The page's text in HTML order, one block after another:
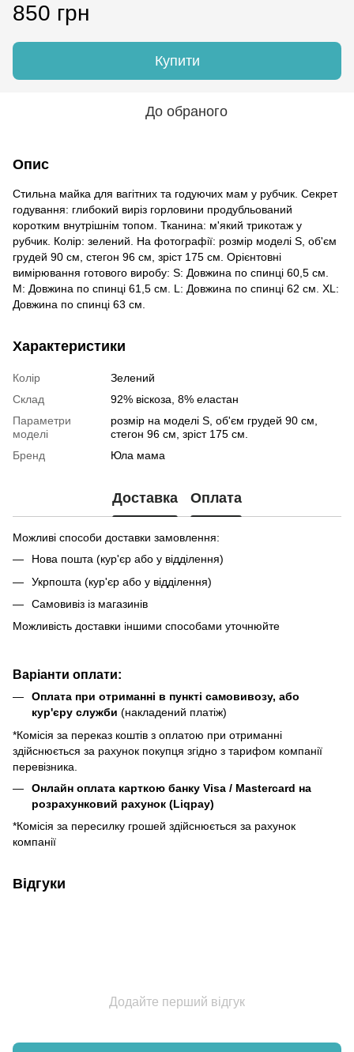
850 грн
Купити
До обраного
Опис
Стильна майка для вагітних та годуючих мам у рубчик. Секрет
годування: глибокий виріз горловини продубльований
коротким внутрішнім топом. Тканина: м'який трикотаж у
рубчик. Колір: зелений. На фотографії: розмір моделі S, об'єм
грудей 90 см, стегон 96 см, зріст 175 см. Орієнтовні
вимірювання готового виробу: S: Довжина по спинці 60,5 см.
M: Довжина по спинці 61,5 см. L: Довжина по спинці 62 см. ХL:
Довжина по спинці 63 см.
Характеристики
Колір
Зелений
Склад
92% віскоза, 8% еластан
Параметри
моделі
розмір на моделі S, об'єм грудей 90 см,
стегон 96 см, зріст 175 см.
Бренд
Юла мама
Доставка Оплата
Можливі способи доставки замовлення:
Нова пошта (кур'єр або у відділення)
Укрпошта (кур'єр або у відділення)
Самовивіз із магазинів
Можливість доставки іншими способами уточнюйте
Варіанти оплати:
Оплата при отриманні в пункті самовивозу, або
кур'єру служби (накладений платіж)
*Комісія за переказ коштів з оплатою при отриманні
здійснюється за рахунок покупця згідно з тарифом компанії
перевізника.
Онлайн оплата карткою банку Visa / Mastercard на
розрахунковий рахунок (Liqpay)
*Комісія за пересилку грошей здійснюється за рахунок
компанії
Відгуки
Додайте перший відгук